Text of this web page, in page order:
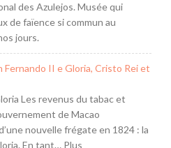
des Azulejos. Musée qui
de faïence si commun au
jours.
Fernando II e Gloria, Cristo Rei et
Les revenus du tabac et
de Macao
nouvelle frégate en 1824 : la
En tant… Plus